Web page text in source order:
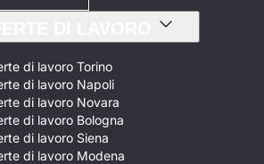
di lavoro Torino
di lavoro Napoli
di lavoro Novara
di lavoro Bologna
di lavoro Siena
di lavoro Modena